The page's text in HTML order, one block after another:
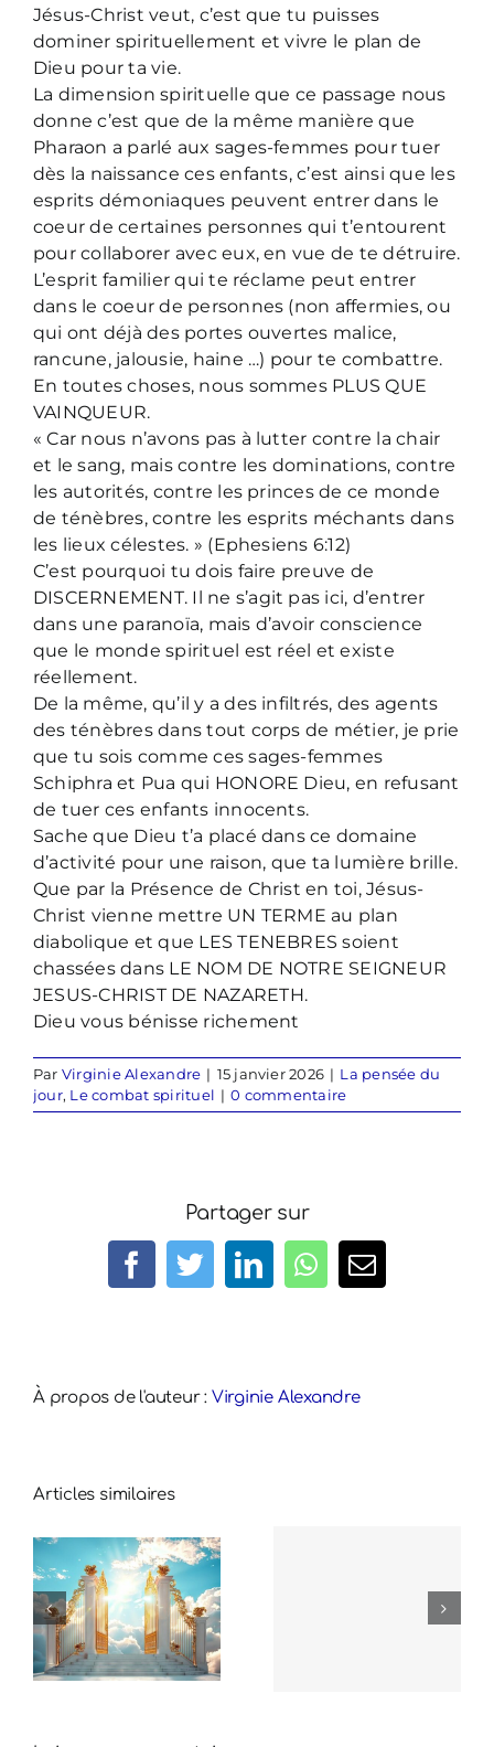
Jésus-Christ veut, c’est que tu puisses
dominer spirituellement et vivre le plan de
Dieu pour ta vie.
La dimension spirituelle que ce passage nous
donne c’est que de la même manière que
Pharaon a parlé aux sages-femmes pour tuer
dès la naissance ces enfants, c’est ainsi que les
esprits démoniaques peuvent entrer dans le
coeur de certaines personnes qui t’entourent
pour collaborer avec eux, en vue de te détruire.
L’esprit familier qui te réclame peut entrer
dans le coeur de personnes (non affermies, ou
qui ont déjà des portes ouvertes malice,
rancune, jalousie, haine …) pour te combattre.
En toutes choses, nous sommes PLUS QUE
VAINQUEUR.
« Car nous n’avons pas à lutter contre la chair
et le sang, mais contre les dominations, contre
les autorités, contre les princes de ce monde
de ténèbres, contre les esprits méchants dans
les lieux célestes. » (Ephesiens 6:12)
C’est pourquoi tu dois faire preuve de
DISCERNEMENT. Il ne s’agit pas ici, d’entrer
dans une paranoïa, mais d’avoir conscience
que le monde spirituel est réel et existe
réellement.
De la même, qu’il y a des infiltrés, des agents
des ténèbres dans tout corps de métier, je prie
que tu sois comme ces sages-femmes
Schiphra et Pua qui HONORE Dieu, en refusant
de tuer ces enfants innocents.
Sache que Dieu t’a placé dans ce domaine
d’activité pour une raison, que ta lumière brille.
Que par la Présence de Christ en toi, Jésus-
Christ vienne mettre UN TERME au plan
diabolique et que LES TENEBRES soient
chassées dans LE NOM DE NOTRE SEIGNEUR
JESUS-CHRIST DE NAZARETH.
Dieu vous bénisse richement
Par Virginie Alexandre | 15 janvier 2026 | La pensée du
jour, Le combat spirituel | 0 commentaire
Partager sur
Facebook
TwitterLinkedInWhatsApp
Email
À propos de l'auteur : Virginie Alexandre
Articles similaires